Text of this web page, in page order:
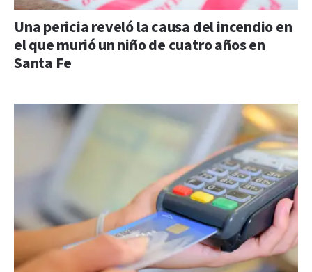
Una pericia reveló la causa del incendio en
el que murió un niño de cuatro años en
Santa Fe